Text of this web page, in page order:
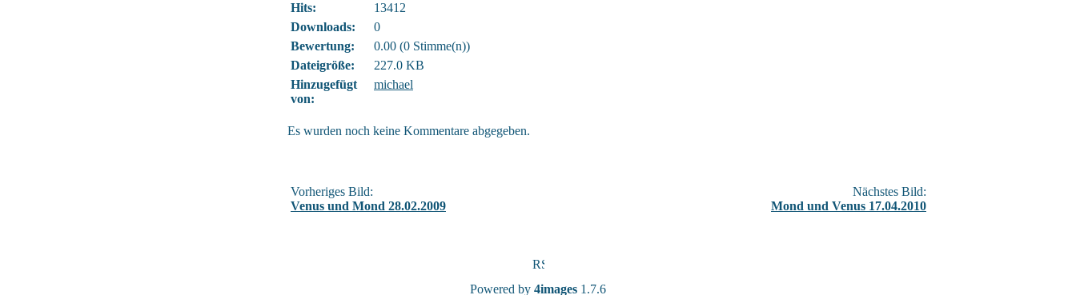
Hits:
13412
Downloads:
0
Bewertung:
0.00 (0 Stimme(n))
Dateigröße:
227.0 KB
Hinzugefügt
von:
michael
Es wurden noch keine Kommentare abgegeben.
Vorheriges Bild:
Venus und Mond 28.02.2009
Nächstes Bild:
Mond und Venus 17.04.2010
Powered by 4images 1.7.6